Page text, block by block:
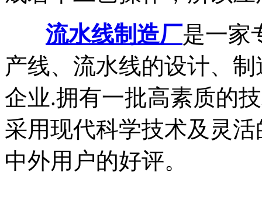
流水线制造厂是一家
产线、流水线的设计、
企业.拥有一批高素质的
采用现代科学技术及灵
中外用户的好评。